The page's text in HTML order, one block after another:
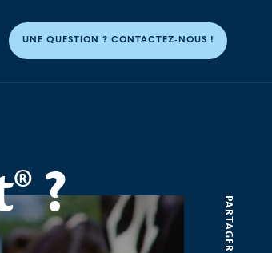
UNE QUESTION ? CONTACTEZ-NOUS !
? PARTAGER